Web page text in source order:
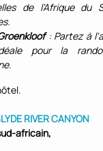
de l'Afrique du
: Partez à
pour la
RIVER CANYON
africain,